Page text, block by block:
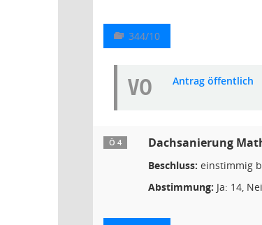
344/10
VO Antrag öffentlich
Ö 4 Dachsanierung
Beschluss: einstimmig
Abstimmung: Ja: 14,